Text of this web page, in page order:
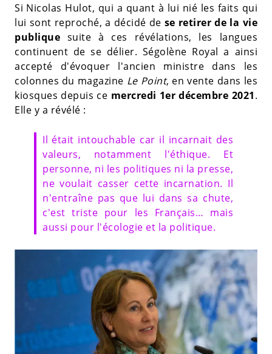
Si Nicolas Hulot, qui a quant à lui nié les faits qui
lui sont reproché, a décidé de se retirer de la vie
publique suite à ces révélations, les langues
continuent de se délier. Ségolène Royal a ainsi
accepté d'évoquer l'ancien ministre dans les
colonnes du magazine Le Point, en vente dans les
kiosques depuis ce mercredi 1er décembre 2021.
Elle y a révélé :
Il était intouchable car il incarnait des
valeurs, notamment l'éthique. Et
personne, ni les politiques ni la presse,
ne voulait casser cette incarnation. Il
n'entraîne pas que lui dans sa chute,
c'est triste pour les Français… mais
aussi pour l'écologie et la politique.